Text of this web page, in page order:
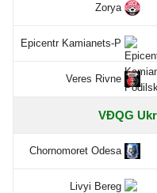
Zorya
Epicentr Kamianets-P
Veres Rivne
VĐQG
Chornomoret Odesa
Livyi Bereg